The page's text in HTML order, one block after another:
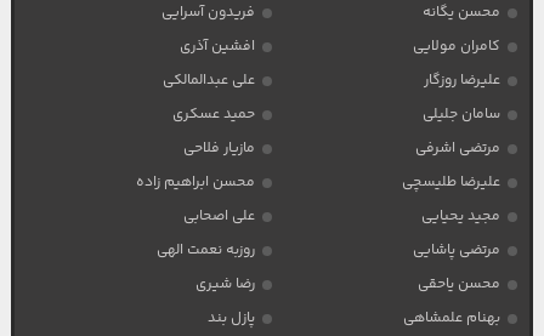
محسن یگانه
فریدون آسرایی
کامران مولایی
افشین آذری
علیرضا روزگار
علی عبدالمالکی
سامان جلیلی
حمید عسکری
مرتضی اشرفی
مازیار فلاحی
علیرضا طلیسچی
محسن ابراهیم زاده
مجید یحیایی
علی اصحابی
مرتضی پاشایی
روزبه نعمت الهی
محسن یاحقی
رضا شیری
بهنام علمشاهی
پازل بند